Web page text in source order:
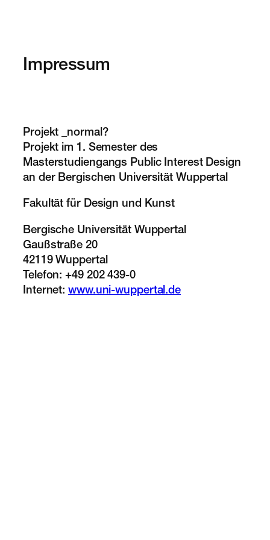
springen
Impressum
Projekt _normal?
Projekt im 1. Semester des
Masterstudiengangs Public Interest Design
an der Bergischen Universität Wuppertal
Fakultät für Design und Kunst
Bergische Universität Wuppertal
Gaußstraße 20
42119 Wuppertal
Telefon: +49 202 439-0
Internet:www.uni-wuppertal.de